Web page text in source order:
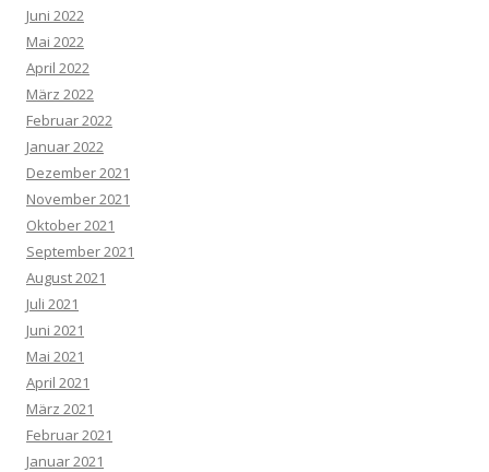
Juni 2022
Mai 2022
April 2022
März 2022
Februar 2022
Januar 2022
Dezember 2021
November 2021
Oktober 2021
September 2021
August 2021
Juli 2021
Juni 2021
Mai 2021
April 2021
März 2021
Februar 2021
Januar 2021